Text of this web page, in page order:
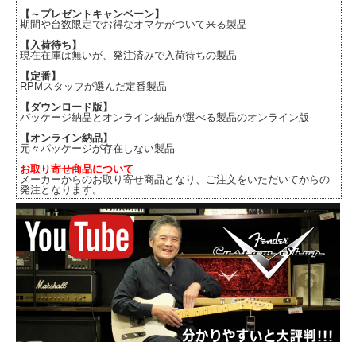
【～プレゼントキャンペーン】
期間や台数限定でお得なオマケがついて来る製品
【入荷待ち】
現在在庫は無いが、発注済みで入荷待ちの製品
【定番】
RPMスタッフが選んだ定番製品
【ダウンロード版】
パッケージ納品とオンライン納品が選べる製品のオンライン版
【オンライン納品】
元々パッケージが存在しない製品
お取り寄せ商品について
メーカーからのお取り寄せ商品となり、ご注文をいただいてからの
発注となります。